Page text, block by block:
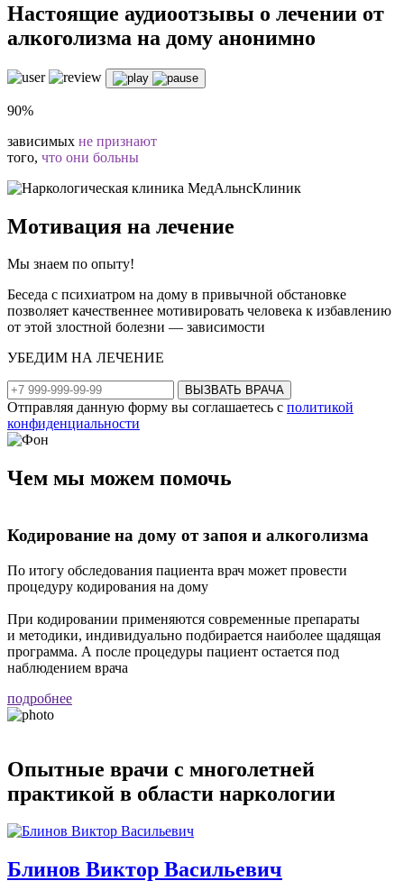
Настоящие аудиоотзывы о лечении от
алкоголизма на дому анонимно
90%
зависимых не признают
того, что они больны
Мотивация на лечение
Мы знаем по опыту!
Беседа с психиатром на дому в привычной обстановке
позволяет качественнее мотивировать человека к избавлению
от этой злостной болезни — зависимости
УБЕДИМ НА ЛЕЧЕНИЕ
ВЫЗВАТЬ ВРАЧА
Отправляя данную форму вы соглашаетесь с политикой
конфиденциальности
Чем мы можем помочь
Кодирование на дому от запоя и алкоголизма
По итогу обследования пациента врач может провести
процедуру кодирования на дому
При кодировании применяются современные препараты
и методики, индивидуально подбирается наиболее щадящая
программа. А после процедуры пациент остается под
наблюдением врача
подробнее
Опытные врачи с многолетней
практикой в области наркологии
Блинов Виктор Васильевич